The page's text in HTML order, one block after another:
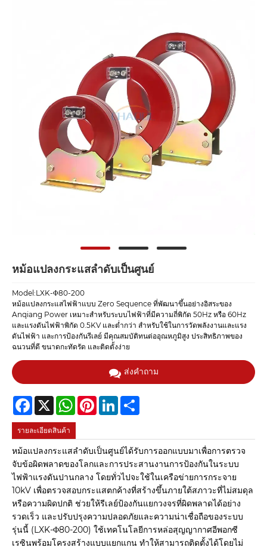
หม้อแปลงกระแสลำดับเป็นศูนย์
Model:LXK-Φ80-200
หม้อแปลงกระแสไฟฟ้าแบบ Zero Sequence ที่พัฒนาขึ้นอย่างอิสระของ
Anqiang Power เหมาะสำหรับระบบไฟฟ้าที่มีความถี่พิกัด 50Hz หรือ 60Hz
และแรงดันไฟฟ้าพิกัด 0.5KV และต่ำกว่า สำหรับใช้ในการวัดพลังงานและแรง
ดันไฟฟ้า และการป้องกันรีเลย์ มีคุณสมบัติทนต่ออุณหภูมิสูง ประสิทธิภาพของ
ฉนวนที่ดี ขนาดกะทัดรัด และติดตั้งง่าย
ส่งคำถาม
Facebook
X WhatsAppPinterestLinkedIn
รายละเอียดสินค้า
หม้อแปลงกระแสลำดับเป็นศูนย์ได้รับการออกแบบมาเพื่อการตรวจ
จับข้อผิดพลาดของโลกและการประสานงานการป้องกันในระบบ
ไฟฟ้าแรงดันปานกลาง โดยทั่วไปจะใช้ในเครือข่ายการกระจาย
10kV เพื่อตรวจสอบกระแสตกค้างที่สร้างขึ้นภายใต้สภาวะที่ไม่สมดุล
หรือความผิดปกติ ช่วยให้รีเลย์ป้องกันแยกวงจรที่ผิดพลาดได้อย่าง
รวดเร็ว และปรับปรุงความปลอดภัยและความน่าเชื่อถือของระบบ
รุ่นนี้ (LXK-Φ80-200) ใช้เทคโนโลยีการหล่อสุญญากาศอีพอกซี
เรซินพร้อมโครงสร้างแบบแยกแกน ทำให้สามารถติดตั้งได้โดยไม่